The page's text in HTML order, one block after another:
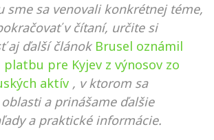
sme sa venovali konkrétnej téme,
v čítaní, určite si
aj ďalší článok Brusel oznámil
pre Kyjev z výnosov zo
aktív , v ktorom sa
a prinášame ďalšie
a praktické informácie.